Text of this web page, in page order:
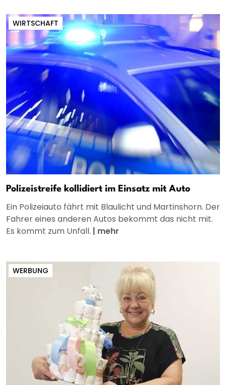
WIRTSCHAFT
Polizeistreife kollidiert im Einsatz mit Auto
Ein Polizeiauto fährt mit Blaulicht und Martinshorn. Der
Fahrer eines anderen Autos bekommt das nicht mit.
Es kommt zum Unfall. | mehr
WERBUNG